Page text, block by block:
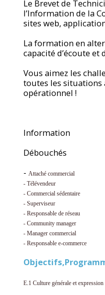
Le Brevet de
l’Information de la
sites web,
La formation en
capacité d’écoute
Vous aimez les
toutes les situations
opérationnel !
Information
Débouchés
- Attaché commercial
- Télévendeur
- Commercial sédentaire
- Superviseur
- Responsable de réseau
- Community manager
- Manager commercial
- Responsable e-commerce
E.1 Culture générale et expression